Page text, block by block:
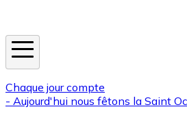
Chaque jour compte
- Aujourd'hui nous fêtons la Saint